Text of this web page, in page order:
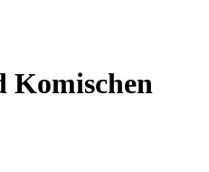
Komischen